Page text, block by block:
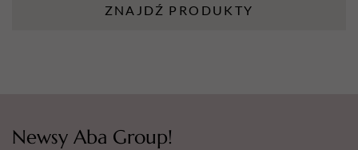
ZNAJDŹ PRODUKTY
Newsy Aba Group!